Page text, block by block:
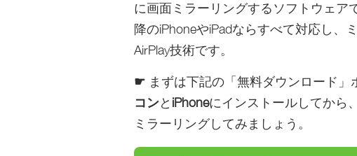
に画面ミラーリングするソフトウェア
降のiPhoneやiPadならすべて対応し、
AirPlay技術です。
☛ まずは下記の「無料ダウンロード
コンと iPhoneにインストールしてから
ミラーリングしてみましょう。